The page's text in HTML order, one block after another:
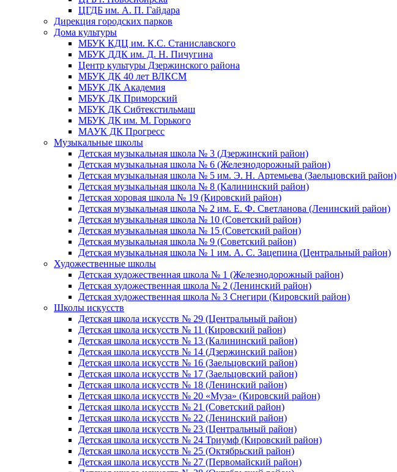
ЦГДБ им. А. П. Гайдара
Дирекция городских парков
Дома культуры
МБУК КДЦ им. К.С. Станиславского
МБУК ДДК им. Д. Н. Пичугина
Центр культуры Дзержинского района
МБУК ДК 40 лет ВЛКСМ
МБУК ДК Академия
МБУК ДК Приморский
МБУК ДК Сибтекстильмаш
МБУК ДК им. М. Горького
МАУК ДК Прогресс
Музыкальные школы
Детская музыкальная школа № 3 (Дзержинский район)
Детская музыкальная школа № 6 (Железнодорожный район)
Детская музыкальная школа № 5 им. Э. Н. Артемьева (Заельцовский район)
Детская музыкальная школа № 8 (Калининский район)
Детская хоровая школа № 19 (Кировский район)
Детская музыкальная школа № 2 им. Е. Ф. Светланова (Ленинский район)
Детская музыкальная школа № 10 (Советский район)
Детская музыкальная школа № 15 (Советский район)
Детская музыкальная школа № 9 (Советский район)
Детская музыкальная школа № 1 им. А. С. Зацепина (Центральный район)
Художественные школы
Детская художественная школа № 1 (Железнодорожный район)
Детская художественная школа № 2 (Ленинский район)
Детская художественная школа № 3 Снегири (Кировский район)
Школы искусств
Детская школа искусств № 29 (Центральный район)
Детская школа искусств № 11 (Кировский район)
Детская школа искусств № 13 (Калининский район)
Детская школа искусств № 14 (Дзержинский район)
Детская школа искусств № 16 (Заельцовский район)
Детская школа искусств № 17 (Заельцовский район)
Детская школа искусств № 18 (Ленинский район)
Детская школа искусств № 20 «Муза» (Кировский район)
Детская школа искусств № 21 (Советский район)
Детская школа искусств № 22 (Ленинский район)
Детская школа искусств № 23 (Центральный район)
Детская школа искусств № 24 Триумф (Кировский район)
Детская школа искусств № 25 (Октябрьский район)
Детская школа искусств № 27 (Первомайский район)